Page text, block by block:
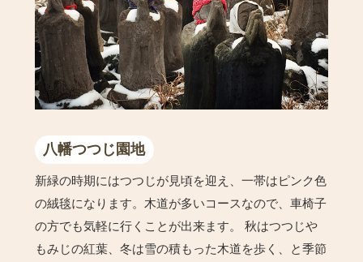
八幡つつじ園地
新緑の時期にはつつじが見頃を迎え、一帯はピンク色
の絨毯になります。木道が多いコースなので、車椅子
の方でも気軽に行くことが出来ます。 秋はつつじや
もみじの紅葉、冬は雪の積もった木道を歩く、と季節